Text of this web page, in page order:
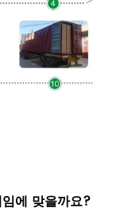
에 맞을까요?